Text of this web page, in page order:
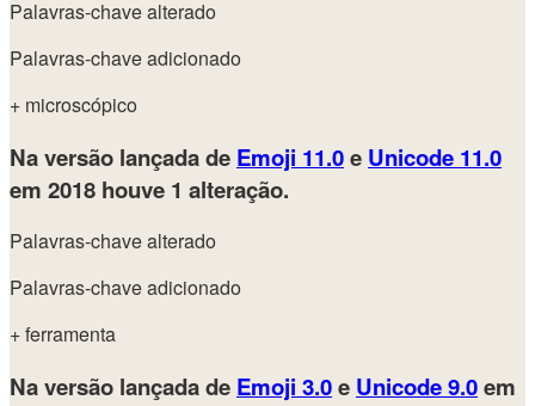
Palavras-chave alterado
Palavras-chave adicionado
+ microscópico
Na versão lançada de Emoji 11.0e Unicode 11.0
em 2018 houve 1 alteração.
Palavras-chave alterado
Palavras-chave adicionado
+ ferramenta
Na versão lançada de Emoji 3.0e Unicode 9.0em